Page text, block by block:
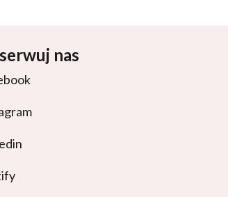
nas